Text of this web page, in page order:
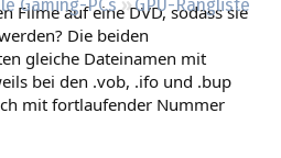
Gaming-PCs
GPU-Rangliste
Filme auf eine DVD, sodass sie
Die beiden
gleiche Dateinamen mit
bei den .vob, .ifo und .bup
mit fortlaufender Nummer